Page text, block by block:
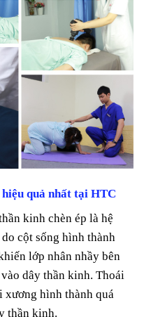
quả nhất tại HTC
kinh chèn ép là hệ
cột sống hình thành
lớp nhân nhầy bên
dây thần kinh.Thoái
xương hình thành quá
thần kinh.